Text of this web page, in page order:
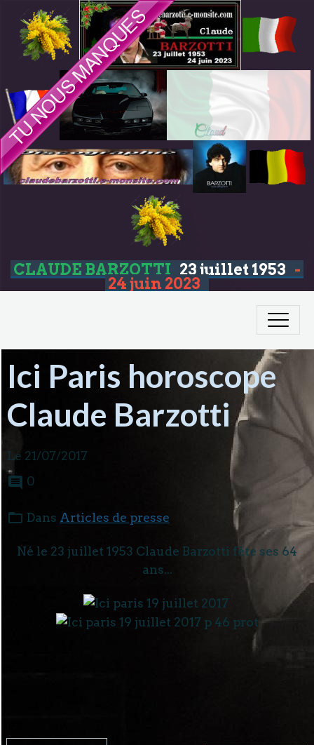
CLAUDE BARZOTTI 23 juillet 1953 -
24 juin 2023
Ici Paris horoscope
Claude Barzotti
Le 21/07/2017
0
Dans Articles de presse
Né le 23 juillet 1953 Claude Barzotti fête ses 64
ans...